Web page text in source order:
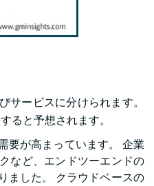
ービスに分けられます。
ると予想されます。
要が高まっています。 企業
など、エンドツーエンドの
ました。 クラウドベースの